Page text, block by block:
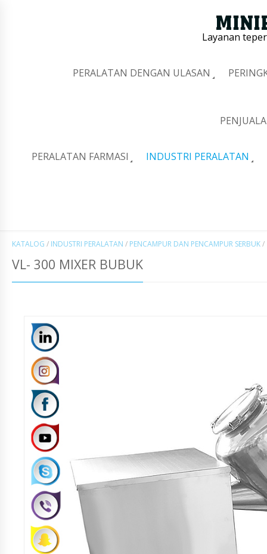
Layanan
PERALATAN DENGAN ULASAN
PERALATAN FARMASI INDUSTRI PERALATAN
KATALOG / INDUSTRI PERALATAN / PENCAMPUR DAN PENCAMPUR SERBUK/
VL- 300 MIXER BUBUK